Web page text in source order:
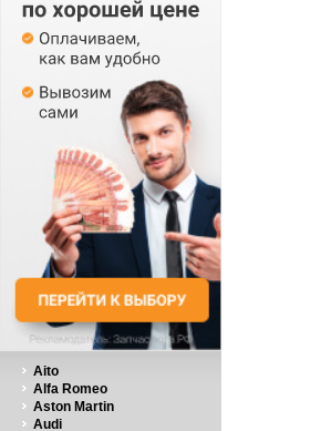
Aito
Alfa Romeo
Aston Martin
Audi